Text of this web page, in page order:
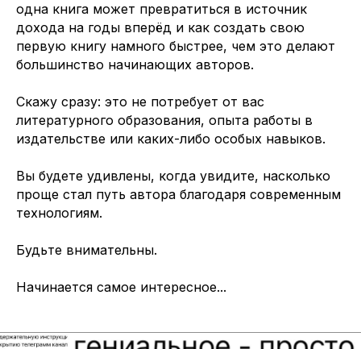
одна книга может превратиться в источник
дохода на годы вперёд и как создать свою
первую книгу намного быстрее, чем это делают
большинство начинающих авторов.
Скажу сразу: это не потребует от вас
литературного образования, опыта работы в
издательстве или каких-либо особых навыков.
Вы будете удивлены, когда увидите, насколько
проще стал путь автора благодаря современным
технологиям.
Будьте внимательны.
Начинается самое интересное...